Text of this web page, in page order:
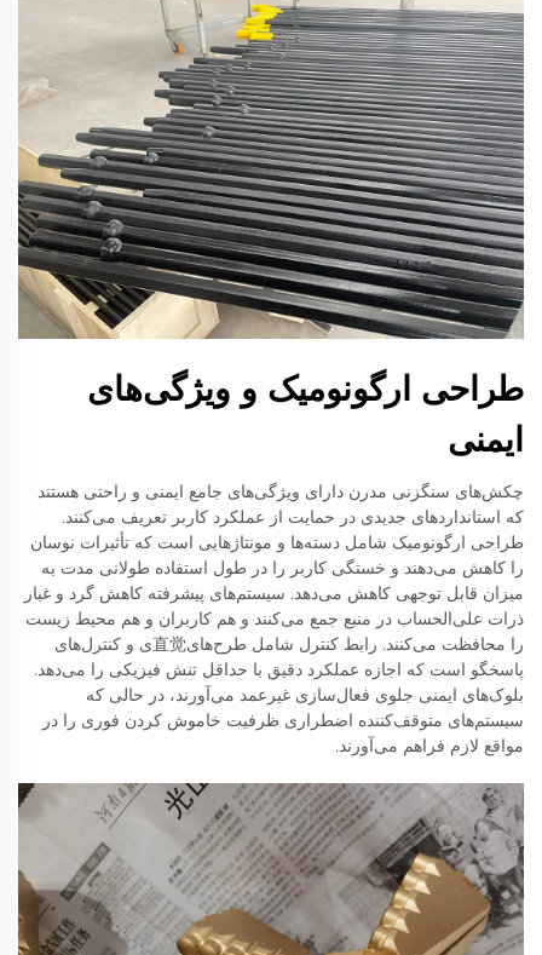
طراحی ارگونومیک و ویژگی‌های
ایمنی
چکش‌های سنگزنی مدرن دارای ویژگی‌های جامع ایمنی و راحتی هستند
که استانداردهای جدیدی در حمایت از عملکرد کاربر تعریف می‌کنند.
طراحی ارگونومیک شامل دسته‌ها و مونتاژ‌هایی است که تأثیرات نوسان
را کاهش می‌دهند و خستگی کاربر را در طول استفاده طولانی مدت به
میزان قابل توجهی کاهش می‌دهد. سیستم‌های پیشرفته کاهش گرد و غبار
ذرات علی‌الحساب در منبع جمع می‌کنند و هم کاربران و هم محیط زیست
را محافظت می‌کنند. رابط کنترل شامل طرح‌های直觉ی و کنترل‌های
پاسخگو است که اجازه عملکرد دقیق با حداقل تنش فیزیکی را می‌دهد.
بلوک‌های ایمنی جلوی فعال‌سازی غیرعمد می‌آورند، در حالی که
سیستم‌های متوقف‌کننده اضطراری ظرفیت خاموش کردن فوری را در
مواقع لازم فراهم می‌آورند.